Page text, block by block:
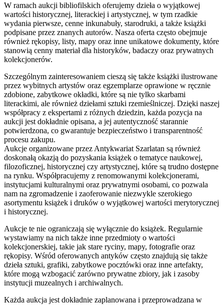
W ramach aukcji bibliofilskich oferujemy dzieła o wyjątkowej
wartości historycznej, literackiej i artystycznej, w tym rzadkie
wydania pierwsze, cenne inkunabuły, starodruki, a także książki
podpisane przez znanych autorów. Nasza oferta często obejmuje
również rękopisy, listy, mapy oraz inne unikatowe dokumenty, które
stanowią cenny materiał dla historyków, badaczy oraz prywatnych
kolekcjonerów.
Szczególnym zainteresowaniem cieszą się także książki ilustrowane
przez wybitnych artystów oraz egzemplarze oprawione w ręcznie
zdobione, zabytkowe okładki, które są nie tylko skarbami
literackimi, ale również dziełami sztuki rzemieślniczej. Dzięki naszej
współpracy z ekspertami z różnych dziedzin, każda pozycja na
aukcji jest dokładnie opisana, a jej autentyczność starannie
potwierdzona, co gwarantuje bezpieczeństwo i transparentność
procesu zakupu.
Aukcje organizowane przez Antykwariat Szarlatan są również
doskonałą okazją do pozyskania książek o tematyce naukowej,
filozoficznej, historycznej czy artystycznej, które są trudno dostępne
na rynku. Współpracujemy z renomowanymi kolekcjonerami,
instytucjami kulturalnymi oraz prywatnymi osobami, co pozwala
nam na zgromadzenie i zaoferowanie niezwykle szerokiego
asortymentu książek i druków o wyjątkowej wartości merytorycznej
i historycznej.
Aukcje te nie ograniczają się wyłącznie do książek. Regularnie
wystawiamy na nich także inne przedmioty o wartości
kolekcjonerskiej, takie jak stare ryciny, mapy, fotografie oraz
rękopisy. Wśród oferowanych antyków często znajdują się także
dzieła sztuki, grafiki, zabytkowe pocztówki oraz inne artefakty,
które mogą wzbogacić zarówno prywatne zbiory, jak i zasoby
instytucji muzealnych i archiwalnych.
Każda aukcja jest dokładnie zaplanowana i przeprowadzana w